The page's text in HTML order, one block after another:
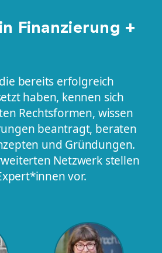
Finanzierung +
bereits erfolgreich
haben, kennen sich
Rechtsformen, wissen
beantragt, beraten
und Gründungen.
Netzwerk stellen
vor.